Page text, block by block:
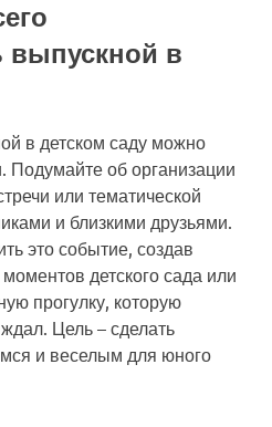
выпускной в
в детском саду можно
Подумайте об организации
или тематической
и близкими друзьями.
это событие, создав
детского сада или
прогулку, которую
Цель – сделать
и веселым для юного